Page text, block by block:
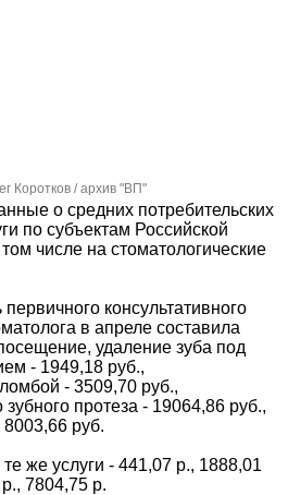
Коротков / архив "ВП"
о средних потребительских
по субъектам Российской
числе на стоматологические
консультативного
в апреле составила
удаление зуба под
- 1949,18 руб.,
- 3509,70 руб.,
протеза - 19064,86 руб.,
8003,66 руб.
же услуги - 441,07 р., 1888,01
7804,75 р.